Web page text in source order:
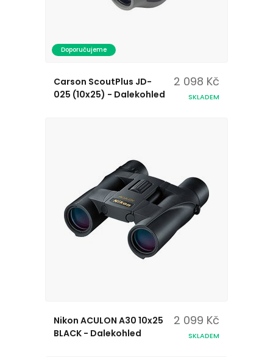
Doporučujeme
Carson ScoutPlus JD-
025 (10x25) - Dalekohled
2 098 Kč
SKLADEM
Nikon ACULON A30 10x25
BLACK - Dalekohled
2 099 Kč
SKLADEM